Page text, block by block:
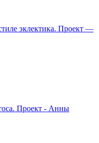
эклектика. Проект —
Проект - Анны